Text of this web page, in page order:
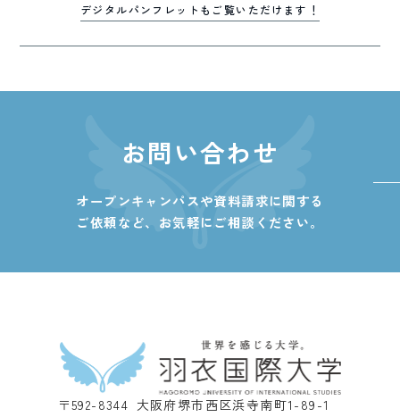
デジタルパンフレットもご覧いただけます！
お問い合わせ
オープンキャンパスや資料請求に関する
ご依頼など、 お気軽にご相談ください。
〒592-8344 大阪府堺市西区浜寺南町1-89-1